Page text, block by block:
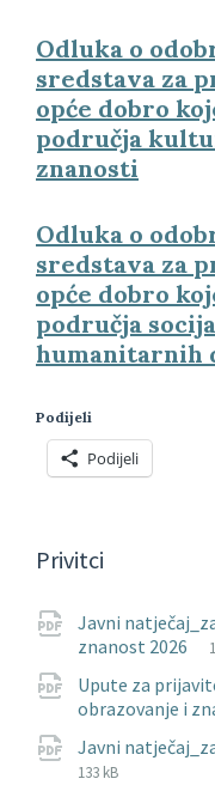
Odluka o
sredstava za
opće dobro
područja
znanosti
Odluka o
sredstava za
opće dobro
područja
humanitarnih
Podijeli
Podijeli
Privitci
Javni
znanost 2026
Upute za
obrazovanje i
Javni
File
pdf
File
133 kB